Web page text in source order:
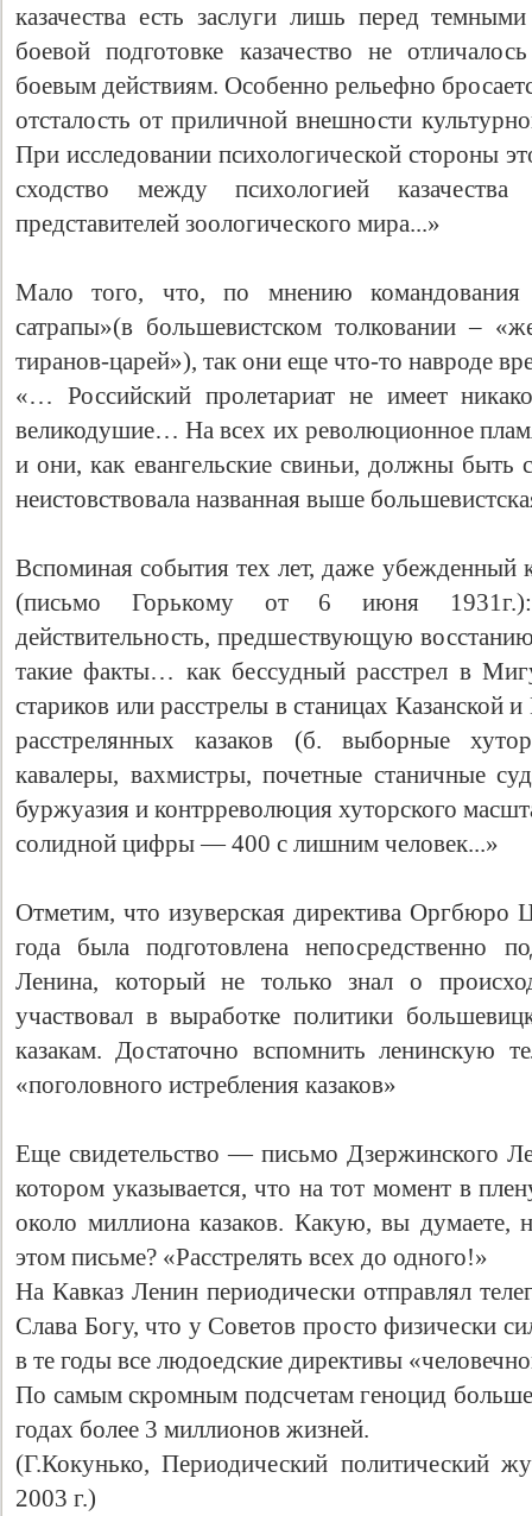
казачества есть заслуги лишь перед
боевой подготовке казачество не
боевым действиям. Особенно рельефно
отсталость от приличной внешности
При исследовании психологической стороны
сходство между психологией
представителей зоологического мира...»
Мало того, что, по мнению
сатрапы»(в большевистском толковании –
тиранов-царей»), так они еще что-то навроде
«… Российский пролетариат не имеет
великодушие… На всех их революционное
и они, как евангельские свиньи, должны
неистовствовала названная выше
Вспоминая события тех лет, даже
(письмо Горькому от 6 июня
действительность, предшествующую
такие факты… как бессудный расстрел в
стариков или расстрелы в станицах Казанской
расстрелянных казаков (б. выборные
кавалеры, вахмистры, почетные станичные
буржуазия и контрреволюция хуторского
солидной цифры — 400 с лишним человек...»
Отметим, что изуверская директива
года была подготовлена непосредственно
Ленина, который не только знал о
участвовал в выработке политики
казакам. Достаточно вспомнить ленинскую
«поголовного истребления казаков»
Еще свидетельство — письмо Дзержинского
котором указывается, что на тот момент в
около миллиона казаков. Какую, вы
этом письме? «Расстрелять всех до одного!»
На Кавказ Ленин периодически отправлял
Слава Богу, что у Советов просто физически
в те годы все людоедские директивы
По самым скромным подсчетам геноцид
годах более 3 миллионов жизней.
(Г.Кокунько, Периодический
2003 г.)